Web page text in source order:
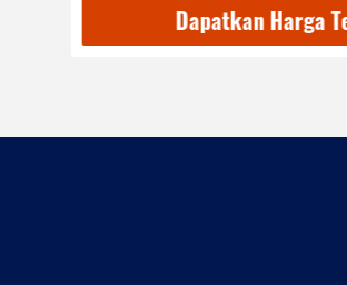
Dapatkan Harga